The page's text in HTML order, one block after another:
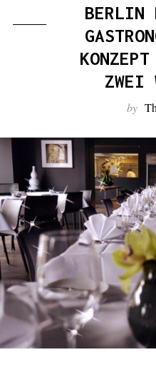
:
BERLIN
ZWEI
by